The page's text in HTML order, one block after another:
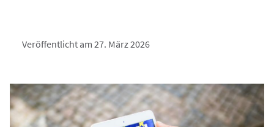
Veröffentlicht am 27. März 2026